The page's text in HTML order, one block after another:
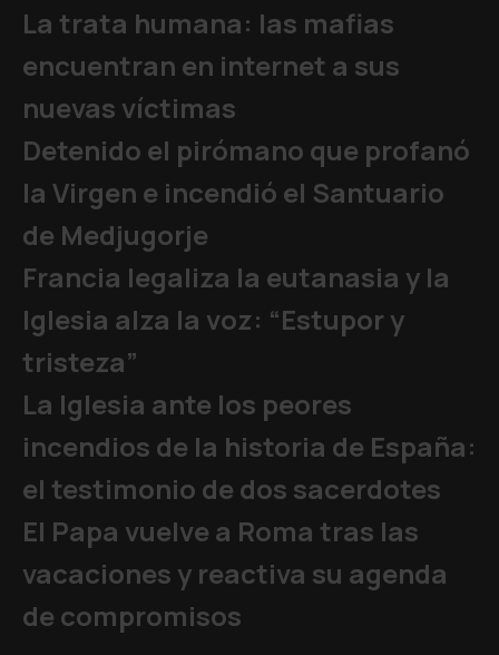
La trata humana: las mafias
encuentran en internet a sus
nuevas víctimas
Detenido el pirómano que profanó
la Virgen e incendió el Santuario
de Medjugorje
Francia legaliza la eutanasia y la
Iglesia alza la voz: “Estupor y
tristeza”
La Iglesia ante los peores
incendios de la historia de España:
el testimonio de dos sacerdotes
El Papa vuelve a Roma tras las
vacaciones y reactiva su agenda
de compromisos